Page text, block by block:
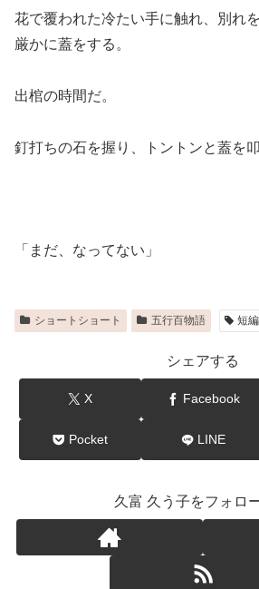
花で覆われた冷たい手に触れ、別れ
厳かに蓋をする。
出棺の時間だ。
釘打ちの石を握り、トントンと蓋を
「まだ、なってない」
ショートショート 五行百物語 短
シェアする
X Facebook
Pocket LINE
久富 久う子をフォロ